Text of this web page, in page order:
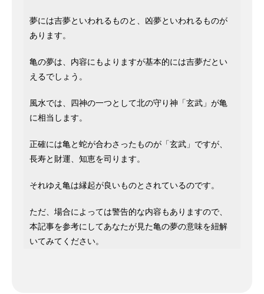
夢には吉夢といわれるものと、凶夢といわれるものが
あります。
亀の夢は、内容にもよりますが基本的には吉夢だとい
えるでしょう。
風水では、四神の一つとして北の守り神「玄武」が亀
に相当します。
正確には亀と蛇が合わさったものが「玄武」ですが、
長寿と財運、知恵を司ります。
それゆえ亀は縁起が良いものとされているのです。
ただ、場合によっては警告的な内容もありますので、
本記事を参考にしてあなたが見た亀の夢の意味を紐解
いてみてください。